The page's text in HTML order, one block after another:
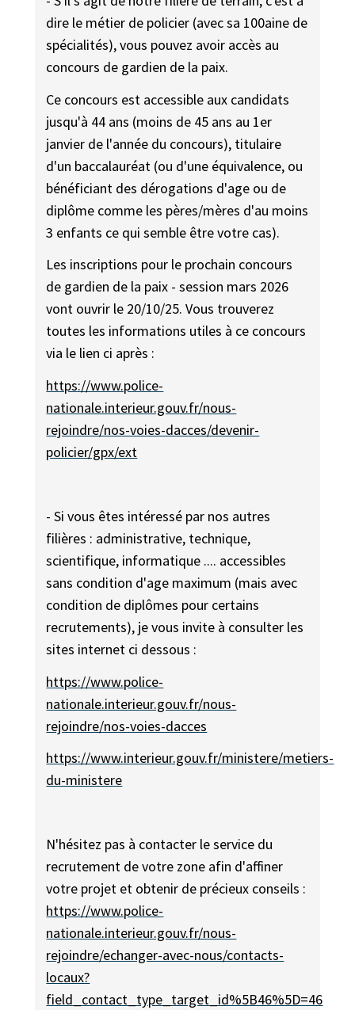
dire le métier de policier (avec sa 100aine de
spécialités), vous pouvez avoir accès au
concours de gardien de la paix.
Ce concours est accessible aux candidats
jusqu'à 44 ans (moins de 45 ans au 1er
janvier de l'année du concours), titulaire
d'un baccalauréat (ou d'une équivalence, ou
bénéficiant des dérogations d'age ou de
diplôme comme les pères/mères d'au moins
3 enfants ce qui semble être votre cas).
Les inscriptions pour le prochain concours
de gardien de la paix - session mars 2026
vont ouvrir le 20/10/25. Vous trouverez
toutes les informations utiles à ce concours
via le lien ci après :
https://www.police-
nationale.interieur.gouv.fr/nous-
rejoindre/nos-voies-dacces/devenir-
policier/gpx/ext
- Si vous êtes intéressé par nos autres
filières : administrative, technique,
scientifique, informatique .... accessibles
sans condition d'age maximum (mais avec
condition de diplômes pour certains
recrutements), je vous invite à consulter les
sites internet ci dessous :
https://www.police-
nationale.interieur.gouv.fr/nous-
rejoindre/nos-voies-dacces
https://www.interieur.gouv.fr/ministere/metiers-
du-ministere
N'hésitez pas à contacter le service du
recrutement de votre zone afin d'affiner
votre projet et obtenir de précieux conseils :
https://www.police-
nationale.interieur.gouv.fr/nous-
rejoindre/echanger-avec-nous/contacts-
locaux?
field_contact_type_target_id%5B46%5D=46